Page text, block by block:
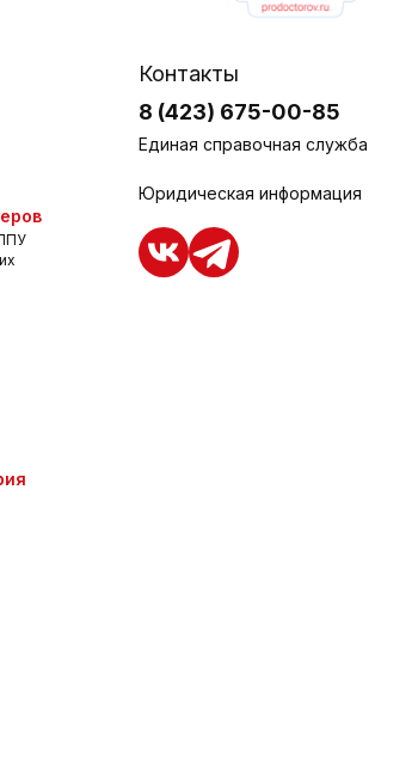
Контакты
8 (423) 675-00-85
Единая справочная служба
Юридическая информация